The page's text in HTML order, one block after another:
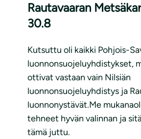
Rautavaaran
30.8
Kutsuttu oli kaikki Pohjois-
luonnonsuojeluyhdistykset,
ottivat vastaan vain Nilsiän
luonnonsuojeluyhdistys ja
luonnonystävät.Me
tehneet hyvän valinnan ja
tämä juttu.